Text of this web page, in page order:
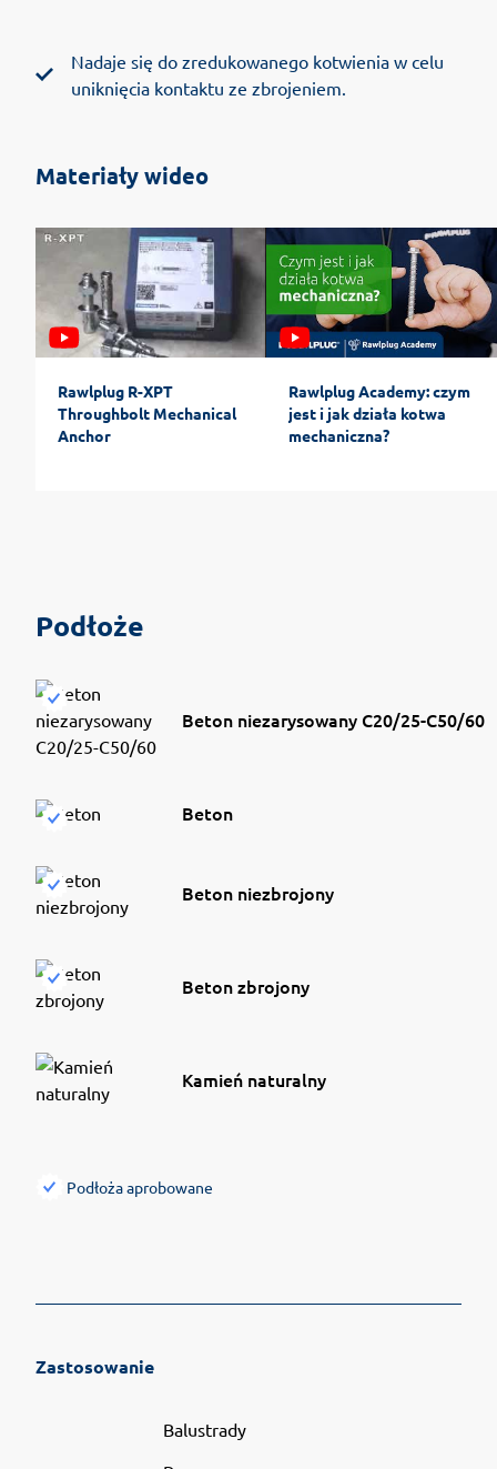
Nadaje się do zredukowanego kotwienia w celu
uniknięcia kontaktu ze zbrojeniem.
Materiały wideo
Rawlplug R-XPT
Throughbolt Mechanical
Anchor
Rawlplug Academy: czym
jest i jak działa kotwa
mechaniczna?
Podłoże
Beton niezarysowany C20/25-C50/60
Beton
Beton niezbrojony
Beton zbrojony
Kamień naturalny
Podłoża aprobowane
Zastosowanie
Balustrady